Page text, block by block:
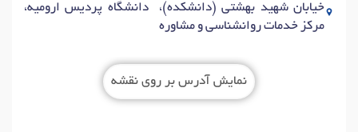
خیابان شهید بهشتی (دانشکده)، دانشگاه پردیس ارومیه،
مرکز خدمات روانشناسی و مشاوره
نمایش آدرس بر روی نقشه